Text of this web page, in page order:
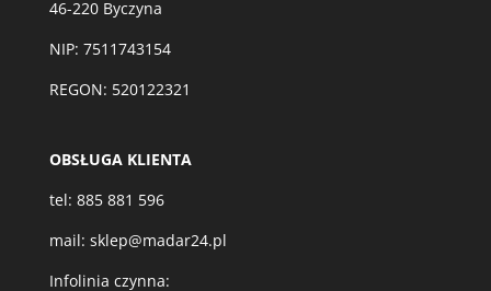
46-220 Byczyna
NIP: 7511743154
REGON: 520122321
OBSŁUGA KLIENTA
tel: 885 881 596
mail: sklep@madar24.pl
Infolinia czynna: